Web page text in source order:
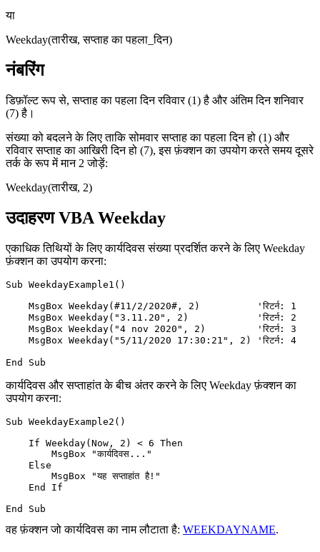
या
Weekday(तारीख, सप्ताह का पहला_दिन)
नंबरिंग
डिफ़ॉल्ट रूप से, सप्ताह का पहला दिन रविवार (1) है और अंतिम दिन शनिवार
(7) है।
संख्या को बदलने के लिए ताकि सोमवार सप्ताह का पहला दिन हो (1) और
रविवार सप्ताह का आखिरी दिन हो (7), इस फ़ंक्शन का उपयोग करते समय दूसरे
तर्क के रूप में मान 2 जोड़ें:
Weekday(तारीख, 2)
उदाहरण VBA Weekday
एकाधिक तिथियों के लिए कार्यदिवस संख्या प्रदर्शित करने के लिए Weekday
फ़ंक्शन का उपयोग करना:
Sub WeekdayExample1()
    MsgBox Weekday(#11/2/2020#, 2)          'रिटर्न: 1
    MsgBox Weekday("3.11.20", 2)            'रिटर्न: 2
    MsgBox Weekday("4 nov 2020", 2)         'रिटर्न: 3
    MsgBox Weekday("5/11/2020 17:30:21", 2) 'रिटर्न: 4
कार्यदिवस और सप्ताहांत के बीच अंतर करने के लिए Weekday फ़ंक्शन का
उपयोग करना:
Sub WeekdayExample2()
    If Weekday(Now, 2) < 6 Then
        MsgBox "कार्यदिवस..."
    Else
        MsgBox "यह सप्ताहांत है!"
    End If
वह फ़ंक्शन जो कार्यदिवस का नाम लौटाता है: WEEKDAYNAME.